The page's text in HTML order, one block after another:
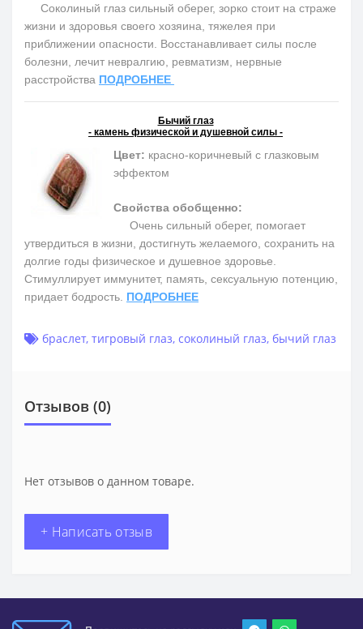
Соколиный глаз сильный оберег, зорко стоит на страже
жизни и здоровья своего хозяина, тяжелея при
приближении опасности. Восстанавливает силы после
болезни, лечит невралгию, ревматизм, нервные
расстройства ПОДРОБНЕЕ
Бычий глаз
- камень физической и душевной силы -
Цвет: красно-коричневый с глазковым
эффектом
Свойства обобщенно:
Очень сильный оберег, помогает
утвердиться в жизни, достигнуть желаемого, сохранить на
долгие годы физическое и душевное здоровье.
Cтимуллирует иммунитет, память, сексуальную потенцию,
придает бодрость. ПОДРОБНЕЕ
браслет, тигровый глаз, соколиный глаз, бычий глаз
Отзывов (0)
Нет отзывов о данном товаре.
+ Написать отзыв